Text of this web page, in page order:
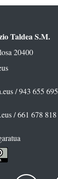
Taldea S.M.
20400
/ 943 655 695
/ 661 678 818